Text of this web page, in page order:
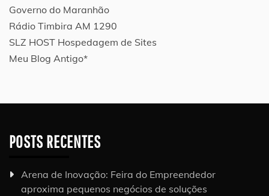
Governo do Maranhão
Rádio Timbira AM 1290
SLZ HOST Hospedagem de Sites
Meu Blog Antigo*
POSTS RECENTES
Arena de Inovação: Feira do Empreendedor
aproxima pequenos negócios de soluções